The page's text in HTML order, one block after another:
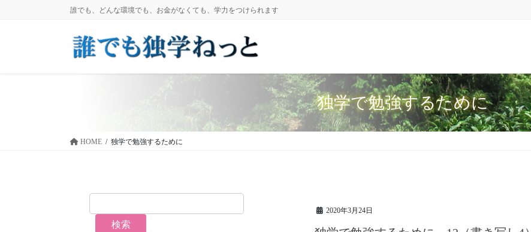
誰でも、どんな環境でも、お金がなくても、学力をつけられます
独学で勉強するために
HOME 独学で勉強するために
2020年3月24日
検索